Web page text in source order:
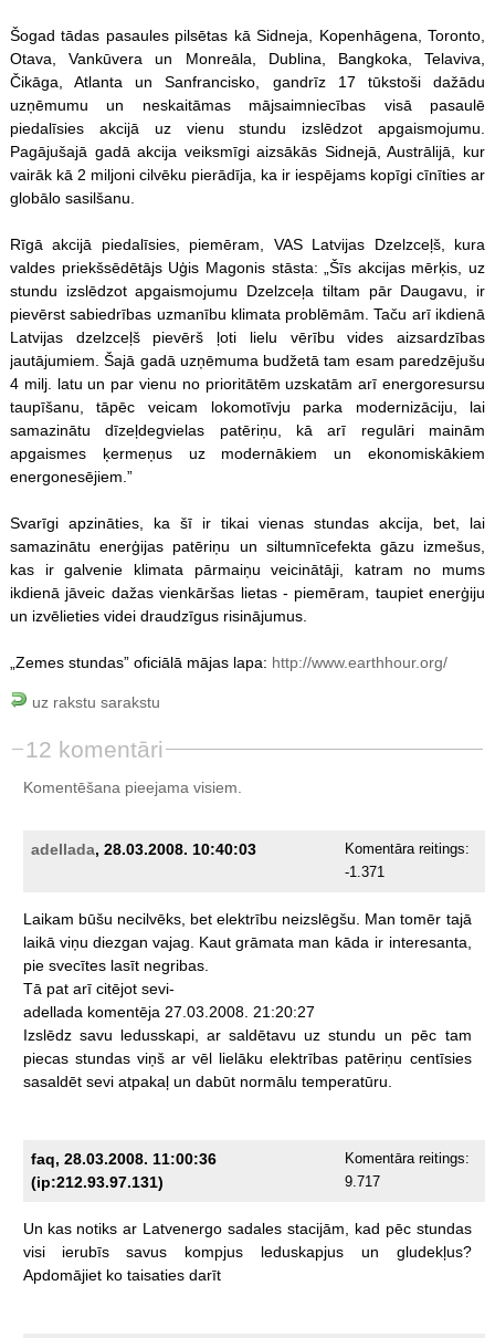
Šogad tādas pasaules pilsētas kā Sidneja, Kopenhāgena, Toronto,
Otava, Vankūvera un Monreāla, Dublina, Bangkoka, Telaviva,
Čikāga, Atlanta un Sanfrancisko, gandrīz 17 tūkstoši dažādu
uzņēmumu un neskaitāmas mājsaimniecības visā pasaulē
piedalīsies akcijā uz vienu stundu izslēdzot apgaismojumu.
Pagājušajā gadā akcija veiksmīgi aizsākās Sidnejā, Austrālijā, kur
vairāk kā 2 miljoni cilvēku pierādīja, ka ir iespējams kopīgi cīnīties ar
globālo sasilšanu.
Rīgā akcijā piedalīsies, piemēram, VAS Latvijas Dzelzceļš, kura
valdes priekšsēdētājs Uģis Magonis stāsta: „Šīs akcijas mērķis, uz
stundu izslēdzot apgaismojumu Dzelzceļa tiltam pār Daugavu, ir
pievērst sabiedrības uzmanību klimata problēmām. Taču arī ikdienā
Latvijas dzelzceļš pievērš ļoti lielu vērību vides aizsardzības
jautājumiem. Šajā gadā uzņēmuma budžetā tam esam paredzējušu
4 milj. latu un par vienu no prioritātēm uzskatām arī energoresursu
taupīšanu, tāpēc veicam lokomotīvju parka modernizāciju, lai
samazinātu dīzeļdegvielas patēriņu, kā arī regulāri mainām
apgaismes ķermeņus uz modernākiem un ekonomiskākiem
energonesējiem.”
Svarīgi apzināties, ka šī ir tikai vienas stundas akcija, bet, lai
samazinātu enerģijas patēriņu un siltumnīcefekta gāzu izmešus,
kas ir galvenie klimata pārmaiņu veicinātāji, katram no mums
ikdienā jāveic dažas vienkāršas lietas - piemēram, taupiet enerģiju
un izvēlieties videi draudzīgus risinājumus.
„Zemes stundas” oficiālā mājas lapa: http://www.earthhour.org/
uz rakstu sarakstu
12 komentāri
Komentēšana pieejama visiem.
adellada, 28.03.2008. 10:40:03
Komentāra reitings:
-1.371
Laikam būšu necilvēks, bet elektrību neizslēgšu. Man tomēr tajā
laikā viņu diezgan vajag. Kaut grāmata man kāda ir interesanta,
pie svecītes lasīt negribas.
Tā pat arī citējot sevi-
adellada komentēja 27.03.2008. 21:20:27
Izslēdz savu ledusskapi, ar saldētavu uz stundu un pēc tam
piecas stundas viņš ar vēl lielāku elektrības patēriņu centīsies
sasaldēt sevi atpakaļ un dabūt normālu temperatūru.
faq, 28.03.2008. 11:00:36
(ip:212.93.97.131)
Komentāra reitings:
9.717
Un kas notiks ar Latvenergo sadales stacijām, kad pēc stundas
visi
ierubīs savus kompjus leduskapjus un
gludekļus?
Apdomājiet ko taisaties darīt